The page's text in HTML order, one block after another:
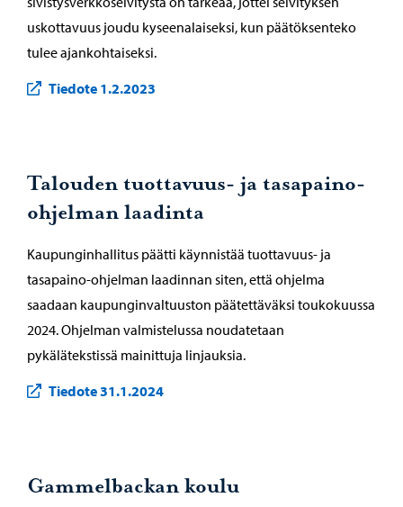
uskottavuus joudu kyseenalaiseksi, kun päätöksenteko
tulee ajankohtaiseksi.
Tiedote 1.2.2023
Talouden tuottavuus- ja tasapaino-
ohjelman laadinta
Kaupunginhallitus päätti käynnistää tuottavuus- ja
tasapaino-ohjelman laadinnan siten, että ohjelma
saadaan kaupunginvaltuuston päätettäväksi toukokuussa
2024. Ohjelman valmistelussa noudatetaan
pykälätekstissä mainittuja linjauksia.
Tiedote 31.1.2024
Gammelbackan koulu